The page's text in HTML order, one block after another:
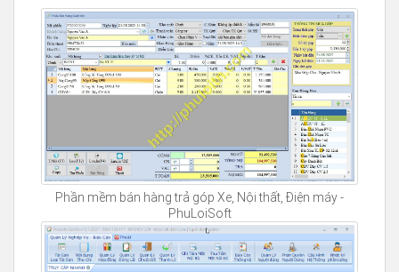
Phần mềm bán hàng trả góp Xe, Nội thất, Điện máy -
PhuLoiSoft